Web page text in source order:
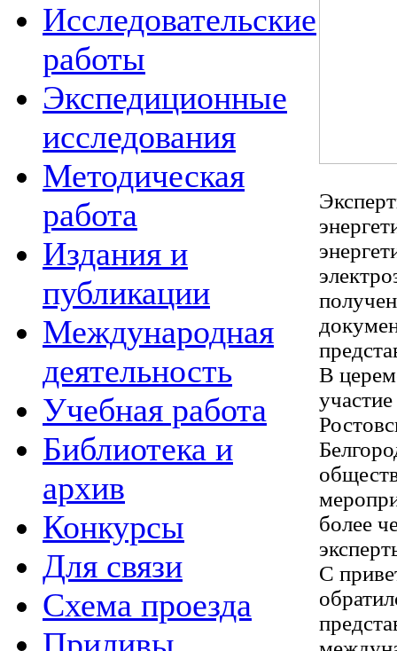
Исследовательские
работы
Экспедиционные
исследования
Методическая
работа
Издания и
публикации
Международная
деятельность
Учебная работа
Библиотека и
архив
Конкурсы
Для связи
Схема проезда
В
более
С